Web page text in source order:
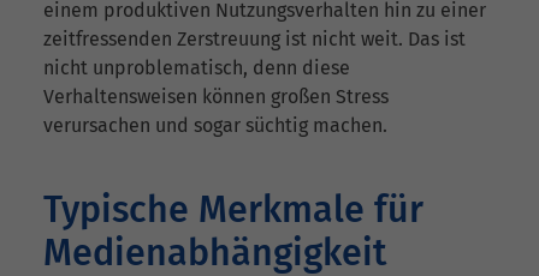
einem produktiven Nutzungsverhalten hin zu einer
zeitfressenden Zerstreuung ist nicht weit. Das ist
nicht unproblematisch, denn diese
Verhaltensweisen können großen Stress
verursachen und sogar süchtig machen.
Typische Merkmale für
Medienabhängigkeit